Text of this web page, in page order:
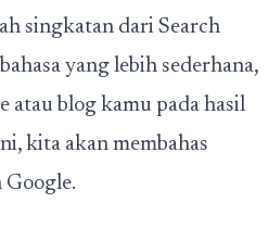
singkatan dari Search
yang lebih sederhana,
atau blog kamu pada hasil
kita akan membahas